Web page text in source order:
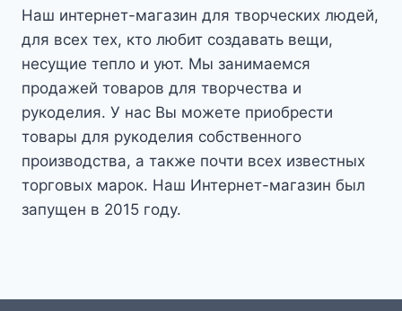
Наш интернет-магазин для творческих людей,
для всех тех, кто любит создавать вещи,
несущие тепло и уют. Мы занимаемся
продажей товаров для творчества и
рукоделия. У нас Вы можете приобрести
товары для рукоделия собственного
производства, а также почти всех известных
торговых марок. Наш Интернет-магазин был
запущен в 2015 году.